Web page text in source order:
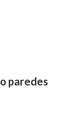
paredes